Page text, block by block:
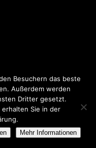
Besuchern das beste
Außerdem werden
Dritter gesetzt.
Sie in der
Mehr Informationen